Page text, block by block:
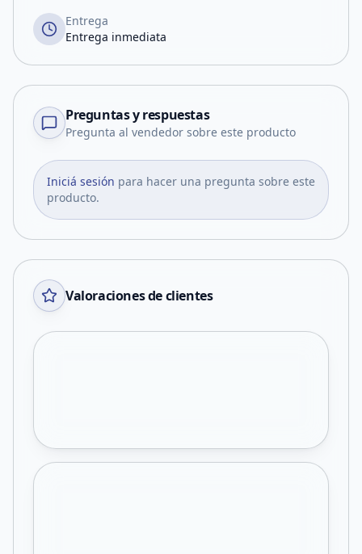
Entrega
Entrega inmediata
Preguntas y respuestas
Pregunta al vendedor sobre este producto
Iniciá sesión para hacer una pregunta sobre este
producto.
Valoraciones de clientes